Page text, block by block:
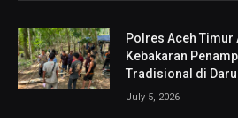
Polres Aceh Timur
Kebakaran
Tradisional di
July 5, 2026